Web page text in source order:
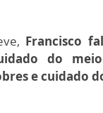
Francisco
do
e cuidado